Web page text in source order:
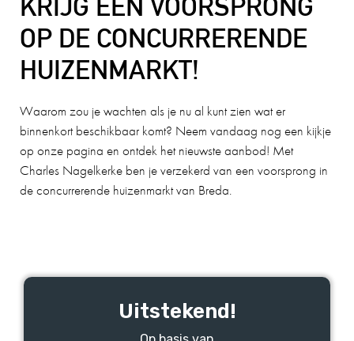
OP DE CONCURRERENDE
HUIZENMARKT!
Waarom zou je wachten als je nu al kunt zien wat er
binnenkort beschikbaar komt? Neem vandaag nog een kijkje
op onze pagina en ontdek het nieuwste aanbod! Met
Charles Nagelkerke ben je verzekerd van een voorsprong in
de concurrerende huizenmarkt van Breda.